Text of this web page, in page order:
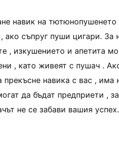
навик на
ако съпруг пуши цигари. За
, изкушението и апетита
, като живеят с пушач .
прекъсне навика с вас , има
да бъдат предприети ,
не се забави вашия